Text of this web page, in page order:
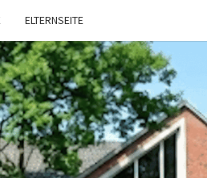
ELTERNSEITE